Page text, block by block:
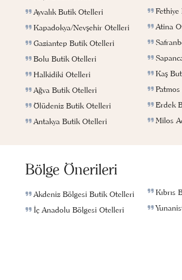
Ayvalık Butik Otelleri
Kapadokya/Nevşehir Otelleri
Gaziantep Butik Otelleri
Bolu Butik Otelleri
Halkidiki Otelleri
Ağva Butik Otelleri
Ölüdeniz Butik Otelleri
Antakya Butik Otelleri
Atina
Kaş
Erdek
Milos
Bölge Önerileri
Akdeniz Bölgesi Butik Otelleri
İç Anadolu Bölgesi Otelleri
Kıbrıs